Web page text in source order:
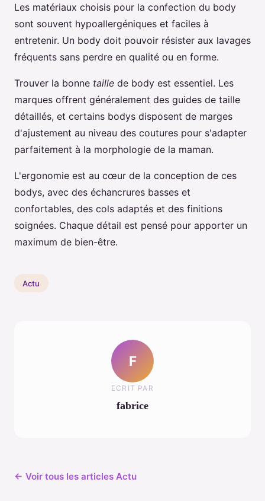
Les matériaux choisis pour la confection du body
sont souvent hypoallergéniques et faciles à
entretenir. Un body doit pouvoir résister aux lavages
fréquents sans perdre en qualité ou en forme.
Trouver la bonne taille de body est essentiel. Les
marques offrent généralement des guides de taille
détaillés, et certains bodys disposent de marges
d'ajustement au niveau des coutures pour s'adapter
parfaitement à la morphologie de la maman.
L'ergonomie est au cœur de la conception de ces
bodys, avec des échancrures basses et
confortables, des cols adaptés et des finitions
soignées. Chaque détail est pensé pour apporter un
maximum de bien-être.
Actu
F
ECRIT PAR
fabrice
← Voir tous les articles Actu